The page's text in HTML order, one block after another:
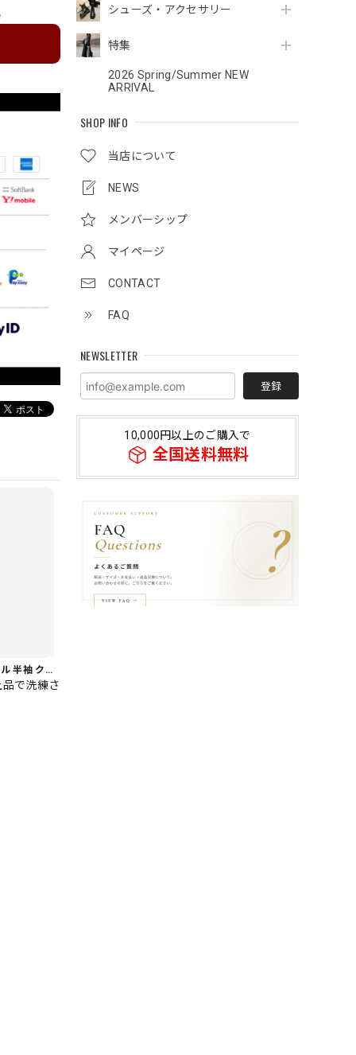
シューズ・アクセサリー
特集
2026 Spring/Summer NEW
ARRIVAL
SHOP INFO
当店について
NEWS
メンバーシップ
マイページ
CONTACT
FAQ
NEWSLETTER
登録
10,000円以上のご購入で
全国送料無料
【着回し力◎セット】フリル 半袖 クロップド シャツカラー ブラウス＆ワイドレッグパンツ（上下個別） 1color ST0219
で洗練さ